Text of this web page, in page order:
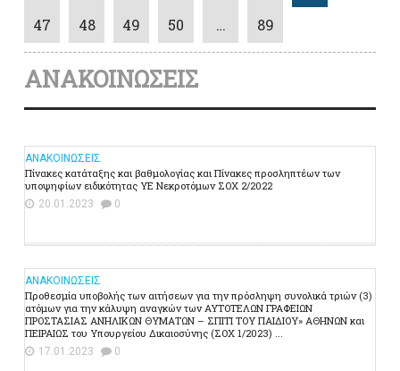
47
48 49 50 … 89
ΑΝΑΚΟΙΝΩΣΕΙΣ
ΑΝΑΚΟΙΝΩΣΕΙΣ
Πίνακες κατάταξης και βαθμολογίας και Πίνακες προσληπτέων των
υποψηφίων ειδικότητας ΥΕ Νεκροτόμων ΣΟΧ 2/2022
20.01.2023 0
ΑΝΑΚΟΙΝΩΣΕΙΣ
Προθεσμία υποβολής των αιτήσεων για την πρόσληψη συνολικά τριών (3)
ατόμων για την κάλυψη αναγκών των ΑΥΤΟΤΕΛΩΝ ΓΡΑΦΕΙΩΝ
ΠΡΟΣΤΑΣΙΑΣ ΑΝΗΛΙΚΩΝ ΘΥΜΑΤΩΝ – ΣΠΙΤΙ ΤΟΥ ΠΑΙΔΙΟΥ» ΑΘΗΝΩΝ και
ΠΕΙΡΑΙΩΣ του Υπουργείου Δικαιοσύνης (ΣΟΧ 1/2023) ...
17.01.2023 0